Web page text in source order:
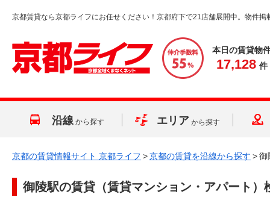
京都賃貸なら京都ライフにお任せください！京都府下で21店舗展開中。物件掲
本日の賃貸物
17,128 件
沿線 から探す エリア から探す
京都の賃貸情報サイト 京都ライフ >京都の賃貸を沿線から探す >御
御陵駅の賃貸（賃貸マンション・アパート）